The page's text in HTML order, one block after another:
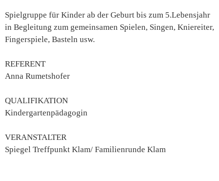
Spielgruppe für Kinder ab der Geburt bis zum 5.Lebensjahr
in Begleitung zum gemeinsamen Spielen, Singen, Kniereiter,
Fingerspiele, Basteln usw.
REFERENT
Anna Rumetshofer
QUALIFIKATION
Kindergartenpädagogin
VERANSTALTER
Spiegel Treffpunkt Klam/ Familienrunde Klam